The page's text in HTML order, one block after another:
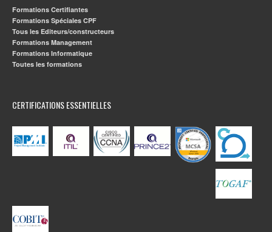
Formations Certifiantes
Formations Spéciales CPF
Tous les Editeurs/constructeurs
Formations Management
Formations Informatique
Toutes les formations
CERTIFICATIONS ESSENTIELLES